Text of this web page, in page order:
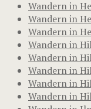
Wandern in
Wandern in
Wandern in
Wandern in
Wandern in
Wandern in
Wandern in
Wandern in